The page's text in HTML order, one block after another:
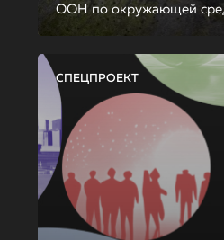
ООН по окружающей
СПЕЦПРОЕКТ